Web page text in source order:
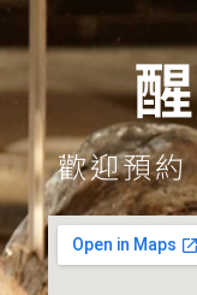
歡迎預約